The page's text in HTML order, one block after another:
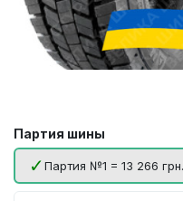
Партия шины
Партия №1 = 13 266